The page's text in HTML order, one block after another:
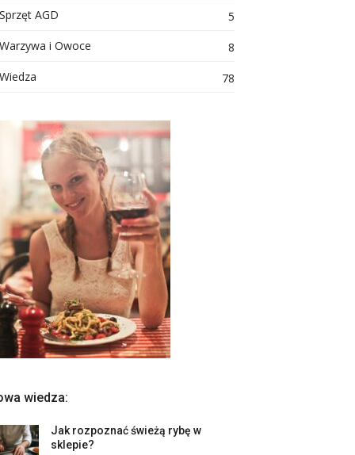
Sprzęt AGD
5
Warzywa i Owoce
8
Wiedza
78
wiedza:
Jak rozpoznać świeżą rybę w
sklepie?